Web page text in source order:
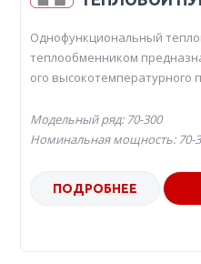
Однофункциональный
теплообменником
ого высокотемпературного
Модельный ряд: 70-300
Номинальная мощность: 70-
ПОДРОБНЕЕ